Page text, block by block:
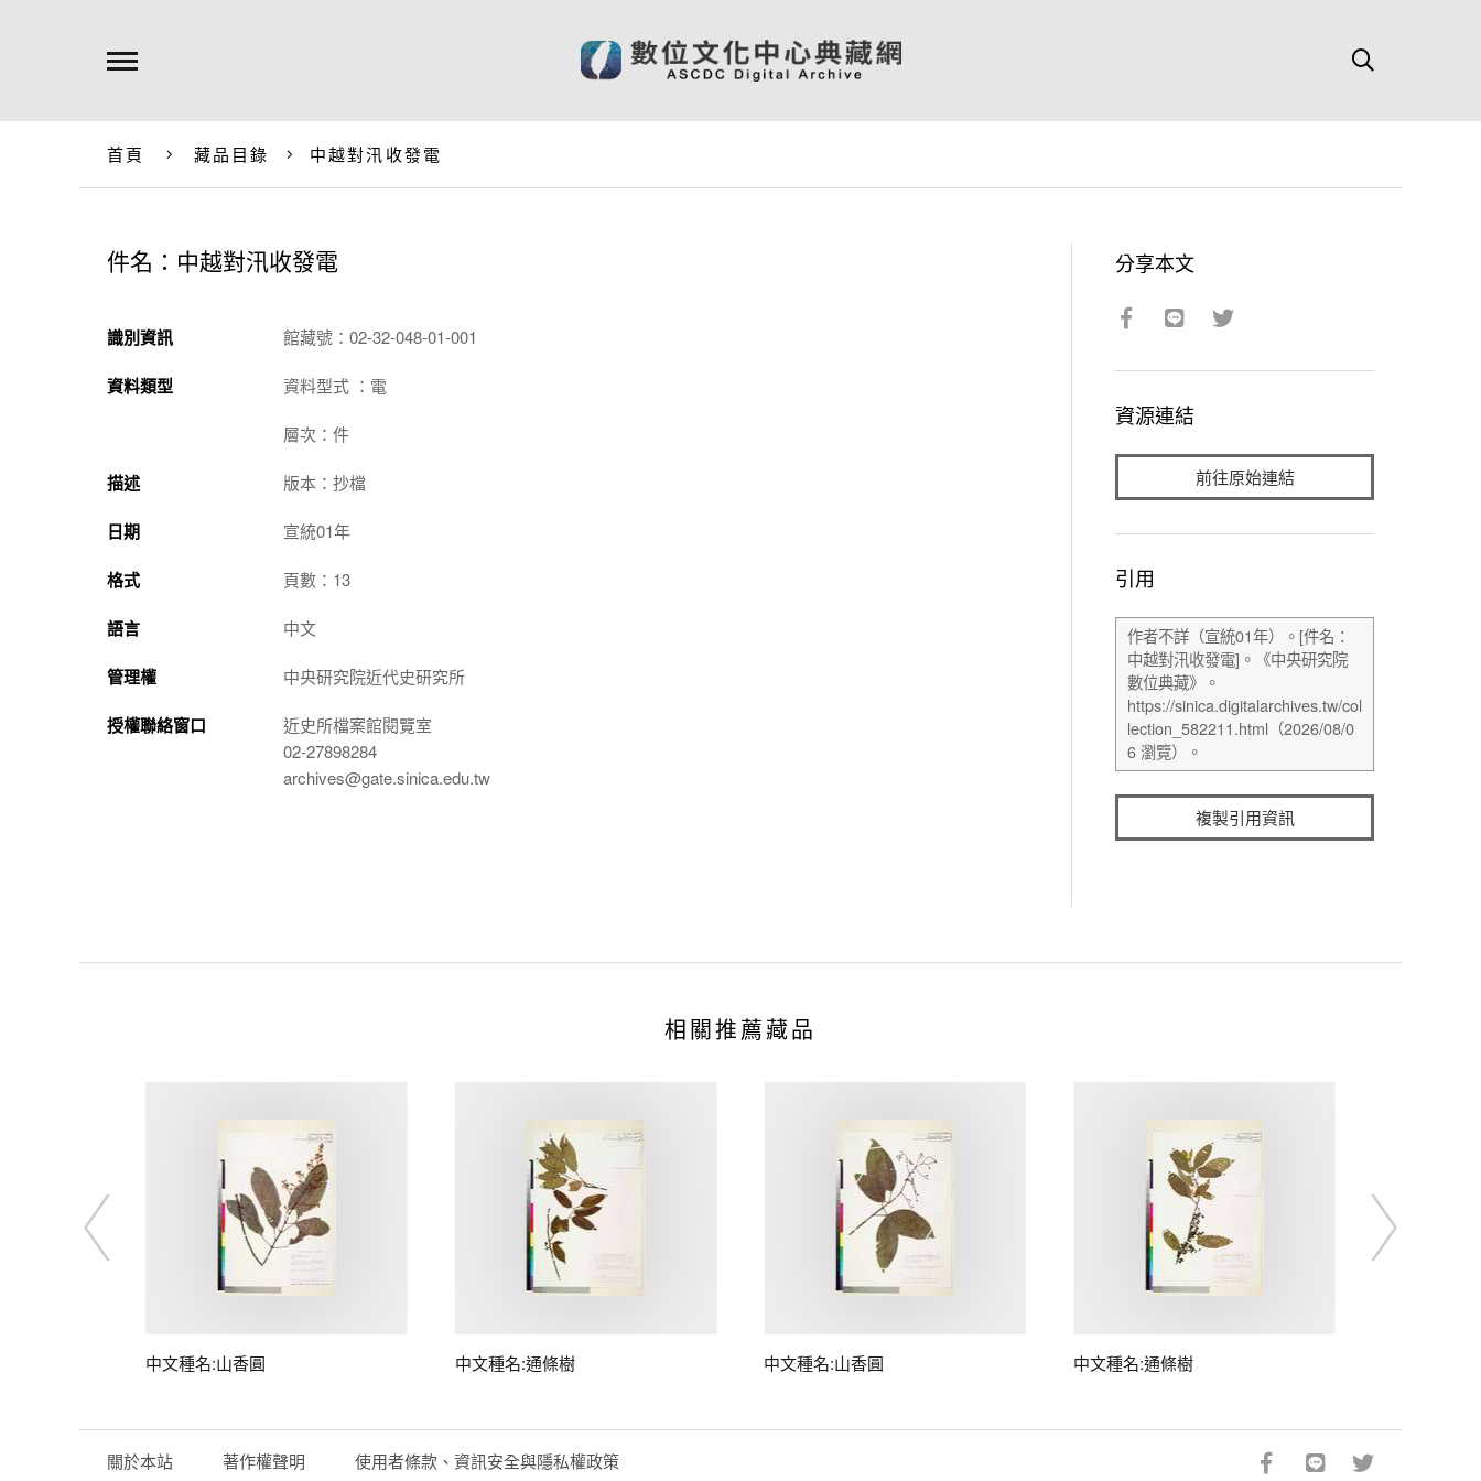
首頁 藏品目錄 中越對汛收發電
件名：中越對汛收發電
識別資訊 館藏號：02-32-048-01-001
資料類型 資料型式 ：電
層次：件
描述 版本：抄檔
日期 宣統01年
格式 頁數：13
語言 中文
管理權 中央研究院近代史研究所
授權聯絡窗口
近史所檔案館閱覽室
02-27898284
archives@gate.sinica.edu.tw
分享本文
資源連結
前往原始連結
引用
複製引用資訊
相關推薦藏品
中文種名:山香圓 中文種名:通條樹 中文種名:山香圓 中文種名:通條樹
關於本站 著作權聲明 使用者條款、資訊安全與隱私權政策